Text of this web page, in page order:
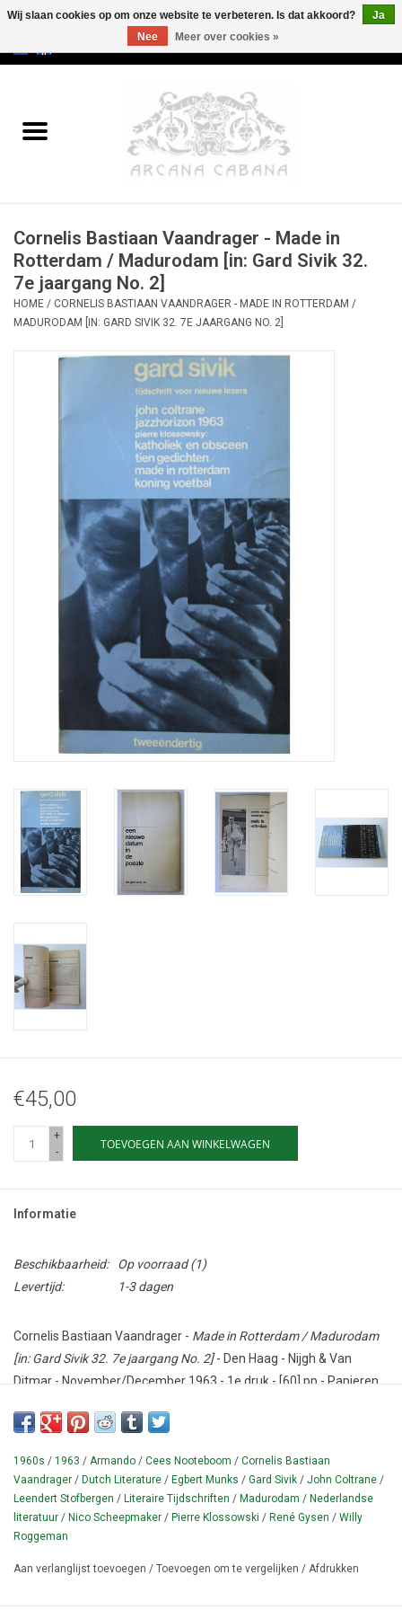
Oud & Zeldzaam
Erotica
Curiosa
Cornelis Bastiaan Vaandrager - Made in
Rotterdam / Madurodam [in: Gard Sivik 32.
7e jaargang No. 2]
HOME / CORNELIS BASTIAAN VAANDRAGER - MADE IN ROTTERDAM /
MADURODAM [IN: GARD SIVIK 32. 7E JAARGANG NO. 2]
€45,00
+
-
TOEVOEGEN AAN WINKELWAGEN
Informatie
Beschikbaarheid: Op voorraad(1)
Levertijd:
1-3 dagen
Cornelis Bastiaan Vaandrager - Made in Rotterdam / Madurodam
[in: Gard Sivik 32. 7e jaargang No. 2]- Den Haag - Nijgh & Van
Ditmar - November/December 1963 - 1e druk - [60] pp - Papieren
Conditie: Goed - iets slijtage / gekreukt, maar COMPLEET met het
zeer zeldzame buikbandje ingelegd.
Literair tijdschrift, oorspronkelijk gestart (en vernoemd naar een
café) in Antwerpen, België. Geïllustreerd met foto's (door Egbert
Munks). Met inhoudsopgave. Er verschenen 33 afleveringen
1960s / 1963 / Armando / Cees Nooteboom / Cornelis Bastiaan
Vaandrager / Dutch Literature / Egbert Munks / Gard Sivik / John Coltrane /
Leendert Stofbergen / Literaire Tijdschriften / Madurodam / Nederlandse
literatuur / Nico Scheepmaker / Pierre Klossowski / René Gysen / Willy
Roggeman
Aan verlanglijst toevoegen / Toevoegen om te vergelijken / Afdrukken
Wij slaan cookies op om onze website te verbeteren. Is dat akkoord?
Ja
Nee
Meer over cookies »